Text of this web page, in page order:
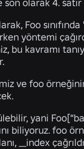
Foo
yöntemi
bu kavramı
ve foo
yani
biliyoruz. foo
__index